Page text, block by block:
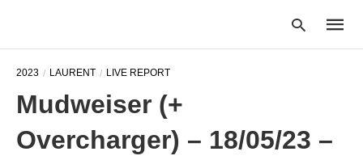
your
2023 LAURENT LIVE REPORT
Mudweiser (+
Overcharger) – 18/05/23 –